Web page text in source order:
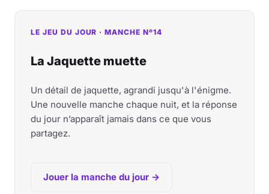
LE JEU DU JOUR · MANCHE Nº14
La Jaquette muette
Un détail de jaquette, agrandi jusqu'à l'énigme.
Une nouvelle manche chaque nuit, et la réponse
du jour n’apparaît jamais dans ce que vous
partagez.
Jouer la manche du jour →